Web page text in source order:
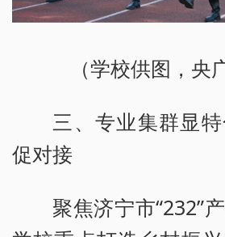
（学校供图，央
三、专业集群显
促对接
聚焦济宁市“232”